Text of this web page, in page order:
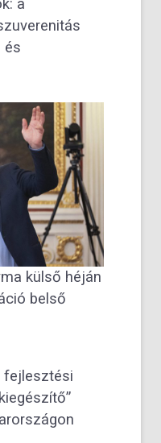
a
és
külső héján
belső
fejlesztési